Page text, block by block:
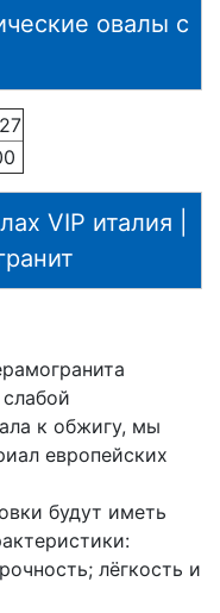
овалы с
VIP италия |
к обжигу, мы
европейских
будут иметь
лёгкость и